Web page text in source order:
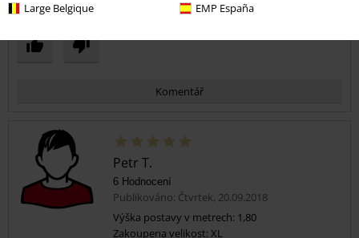
Large Belgique EMP España
Pomohlo Vám toto hodnocení?
Komentář
Petr T.
6 Hodnocení
Publikováno: Čtvrtek, 20.09.2018
Výška postavy v metrech: 1,80
Zakoupena velikost: XL